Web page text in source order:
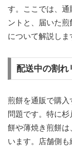
す。ここでは、通
ントと、届いた
について解説しま
配送中の割れ
煎餅を通販で購
問題です。特に
餅や薄焼き煎餅は
います。店舗側